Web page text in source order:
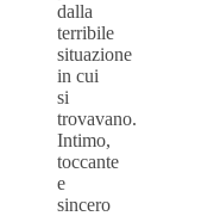
dalla
terribile
situazione
in cui
si
trovavano.
Intimo,
toccante
e
sincero